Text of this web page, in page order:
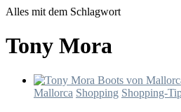
Alles mit dem Schlagwort
Tony Mora
Mallorca Shopping Shopping-